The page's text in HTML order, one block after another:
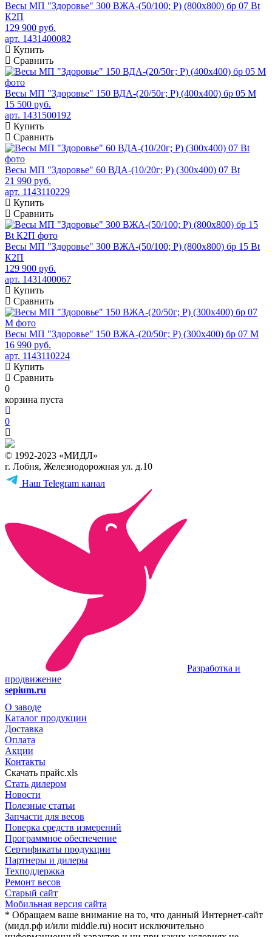
Весы МП "Здоровье" 300 ВЖА-(50/100; Р) (800х800) бр 07 Bt
К2П
129 900 руб.
арт. 1431400082
Купить
Сравнить
Весы МП "Здоровье" 150 ВДА-(20/50г; Р) (400х400) бр 05 М
15 500 руб.
арт. 1431500192
Купить
Сравнить
Весы МП "Здоровье" 60 ВДА-(10/20г; Р) (300х400) 07 Bt
21 990 руб.
арт. 1143110229
Купить
Сравнить
Весы МП "Здоровье" 300 ВЖА-(50/100; Р) (800х800) бр 15 Bt
К2П
129 900 руб.
арт. 1431400067
Купить
Сравнить
Весы МП "Здоровье" 150 ВЖА-(20/50г; Р) (300х400) бр 07 М
16 990 руб.
арт. 1143110224
Купить
Сравнить
0
корзина пуста
0
© 1992-2023 «МИДЛ»
г. Лобня, Железнодорожная ул. д.10
Наш Telegram канал
Разработка и
продвижение
sepium.ru
О заводе
Каталог продукции
Доставка
Оплата
Акции
Контакты
Скачать прайс.xls
Стать дилером
Новости
Полезные статьи
Запчасти для весов
Поверка средств измерений
Программное обеспечение
Сертификаты продукции
Партнеры и дилеры
Техподдержка
Ремонт весов
Старый сайт
Мобильная версия сайта
* Обращаем ваше внимание на то, что данный Интернет-сайт
(мидл.рф и/или middle.ru) носит исключительно